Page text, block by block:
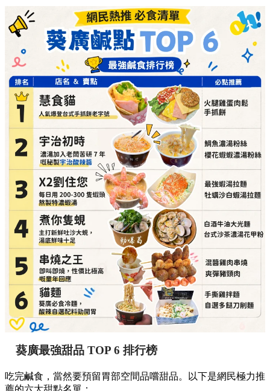
葵廣最強甜品 TOP 6 排行榜
吃完鹹食，當然要預留胃部空間品嚐甜品。以下是網民極力推